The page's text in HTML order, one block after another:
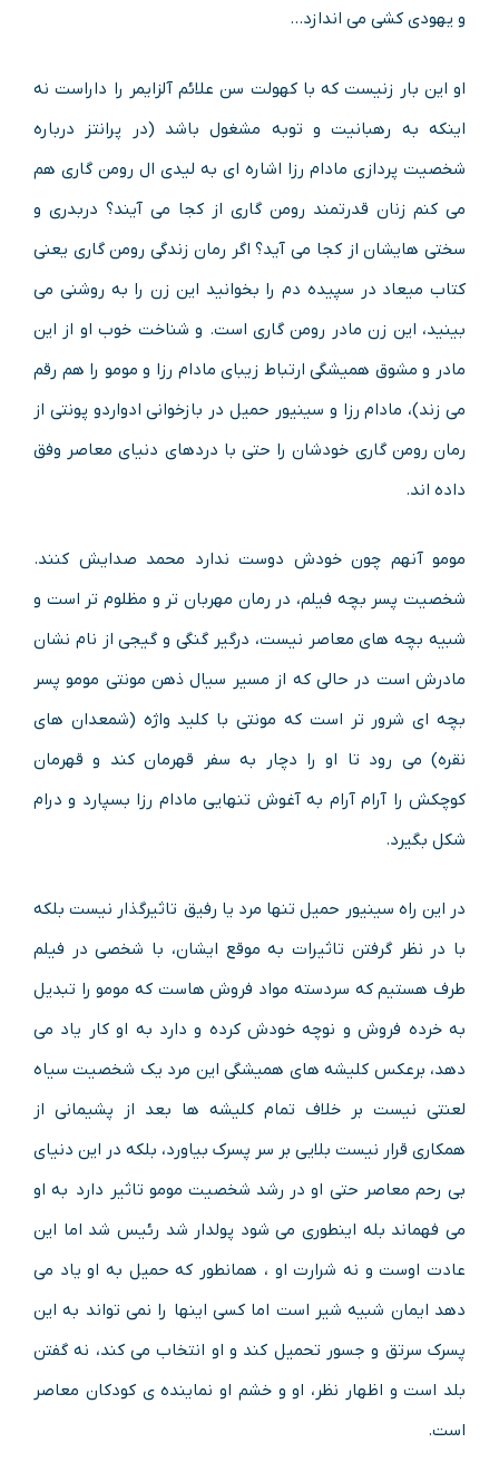
و یهودی کشی می اندازد…
او این بار زنیست که با کهولت سن علائم آلزایمر را داراست نه
اینکه به رهبانیت و توبه مشغول باشد (در پرانتز درباره
شخصیت پردازی مادام رزا اشاره ای به لیدی ال رومن گاری هم
می کنم زنان قدرتمند رومن گاری از کجا می آیند؟ دربدری و
سختی هایشان از کجا می آید؟ اگر رمان زندگی رومن گاری یعنی
کتاب میعاد در سپیده دم را بخوانید این زن را به روشنی می
بینید، این زن مادر رومن گاری است. و شناخت خوب او از این
مادر و مشوق همیشگی ارتباط زیبای مادام رزا و مومو را هم رقم
می زند)، مادام رزا و سینیور حمیل در بازخوانی ادواردو پونتی از
رمان رومن گاری خودشان را حتی با دردهای دنیای معاصر وفق
داده اند.
مومو آنهم چون خودش دوست ندارد محمد صدایش کنند.
شخصیت پسر بچه فیلم، در رمان مهربان تر و مظلوم تر است و
شبیه بچه های معاصر نیست، درگیر گنگی و گیجی از نام نشان
مادرش است در حالی که از مسیر سیال ذهن مونتی مومو پسر
بچه ای شرور تر است که مونتی با کلید واژه (شمعدان های
نقره) می رود تا او را دچار به سفر قهرمان کند و قهرمان
کوچکش را آرام آرام به آغوش تنهایی مادام رزا بسپارد و درام
شکل بگیرد.
در این راه سینیور حمیل تنها مرد یا رفیق تاثیرگذار نیست بلکه
با در نظر گرفتن تاثیرات به موقع ایشان، با شخصی در فیلم
طرف هستیم که سردسته مواد فروش هاست که مومو را تبدیل
به خرده فروش و نوچه خودش کرده و دارد به او کار یاد می
دهد، برعکس کلیشه های همیشگی این مرد یک شخصیت سیاه
لعنتی نیست بر خلاف تمام کلیشه ها بعد از پشیمانی از
همکاری قرار نیست بلایی بر سر پسرک بیاورد، بلکه در این دنیای
بی رحم معاصر حتی او در رشد شخصیت مومو تاثیر دارد به او
می فهماند بله اینطوری می شود پولدار شد رئیس شد اما این
عادت اوست و نه شرارت او ، همانطور که حمیل به او یاد می
دهد ایمان شبیه شیر است اما کسی اینها را نمی تواند به این
پسرک سرتق و جسور تحمیل کند و او انتخاب می کند، نه گفتن
بلد است و اظهار نظر، او و خشم او نماینده ی کودکان معاصر
است.